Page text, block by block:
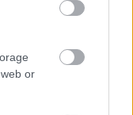
ormásodfokúra